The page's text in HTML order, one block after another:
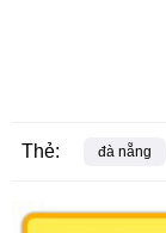
Thẻ: đà nẵng